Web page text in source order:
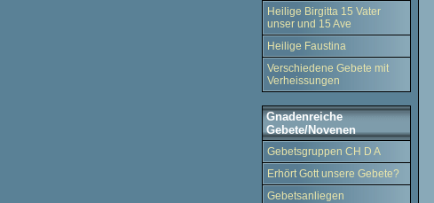
Heilige Birgitta 15 Vater
unser und 15 Ave
Heilige Faustina
Verschiedene Gebete mit
Verheissungen
Gnadenreiche
Gebete/Novenen
Gebetsgruppen CH D A
Erhört Gott unsere Gebete?
Gebetsanliegen